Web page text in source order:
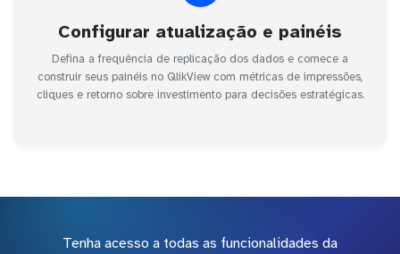
Configurar atualização e painéis
Defina a frequência de replicação dos dados e comece a
construir seus painéis no QlikView com métricas de impressões,
cliques e retorno sobre investimento para decisões estratégicas.
Tenha acesso a todas as funcionalidades da